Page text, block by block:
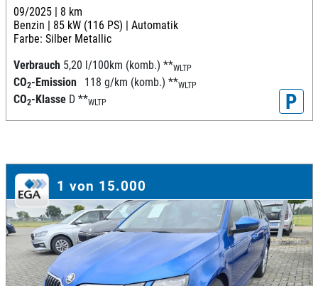
09/2025 | 8 km
Benzin | 85 kW (116 PS) | Automatik
Farbe: Silber Metallic
Verbrauch 5,20 l/100km (komb.) **WLTP
CO2-Emission 118 g/km (komb.) **WLTP
CO2-Klasse D **WLTP P
1 von 15.000